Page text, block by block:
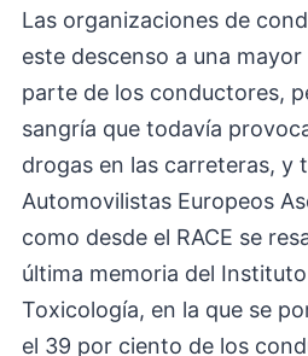
Las organizaciones de
este descenso a una
parte de los conductores,
sangría que todavía
drogas en las carreteras, y
Automovilistas Europeos
como desde el RACE se
última memoria del
Toxicología, en la que se
el 39 por ciento de los